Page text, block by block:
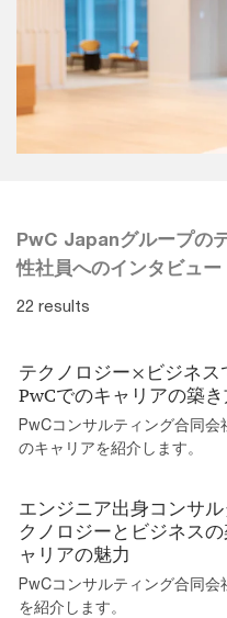
PwC Japanグループの
性社員へのインタビュー
22 results
テクノロジー×ビジネス
PwCでのキャリアの築
PwCコンサルティング合同会
のキャリアを紹介します。
エンジニア出身コンサ
クノロジーとビジネス
ャリアの魅力
PwCコンサルティング合同会
を紹介します。